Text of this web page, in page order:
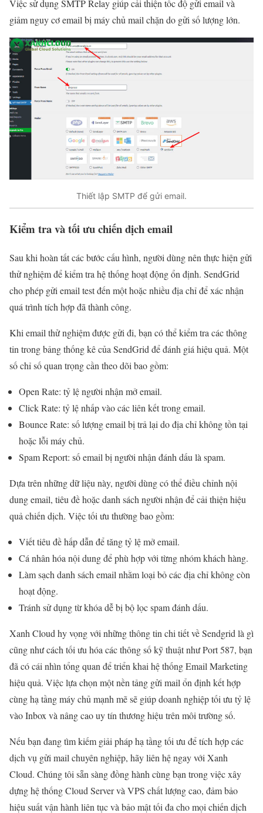
Việc sử dụng SMTP Relay giúp cải thiện tốc độ gửi email và
giảm nguy cơ email bị máy chủ mail chặn do gửi số lượng lớn.
Thiết lập SMTP để gửi email.
Kiểm tra và tối ưu chiến dịch email
Sau khi hoàn tất các bước cấu hình, người dùng nên thực hiện gửi
thử nghiệm để kiểm tra hệ thống hoạt động ổn định. SendGrid
cho phép gửi email test đến một hoặc nhiều địa chỉ để xác nhận
quá trình tích hợp đã thành công.
Khi email thử nghiệm được gửi đi, bạn có thể kiểm tra các thông
tin trong bảng thống kê của SendGrid để đánh giá hiệu quả. Một
số chỉ số quan trọng cần theo dõi bao gồm:
Open Rate: tỷ lệ người nhận mở email.
Click Rate: tỷ lệ nhấp vào các liên kết trong email.
Bounce Rate: số lượng email bị trả lại do địa chỉ không tồn tại
hoặc lỗi máy chủ.
Spam Report: số email bị người nhận đánh dấu là spam.
Dựa trên những dữ liệu này, người dùng có thể điều chỉnh nội
dung email, tiêu đề hoặc danh sách người nhận để cải thiện hiệu
quả chiến dịch. Việc tối ưu thường bao gồm:
Viết tiêu đề hấp dẫn để tăng tỷ lệ mở email.
Cá nhân hóa nội dung để phù hợp với từng nhóm khách hàng.
Làm sạch danh sách email nhằm loại bỏ các địa chỉ không còn
hoạt động.
Tránh sử dụng từ khóa dễ bị bộ lọc spam đánh dấu.
Xanh Cloud hy vọng với những thông tin chi tiết về Sendgrid là gì
cũng như cách tối ưu hóa các thông số kỹ thuật như Port 587, bạn
đã có cái nhìn tổng quan để triển khai hệ thống Email Marketing
hiệu quả. Việc lựa chọn một nền tảng gửi mail ổn định kết hợp
cùng hạ tầng máy chủ mạnh mẽ sẽ giúp doanh nghiệp tối ưu tỷ lệ
vào Inbox và nâng cao uy tín thương hiệu trên môi trường số.
Nếu bạn đang tìm kiếm giải pháp hạ tầng tối ưu để tích hợp các
dịch vụ gửi mail chuyên nghiệp, hãy liên hệ ngay với Xanh
Cloud. Chúng tôi sẵn sàng đồng hành cùng bạn trong việc xây
dựng hệ thống Cloud Server và VPS chất lượng cao, đảm bảo
hiệu suất vận hành liên tục và bảo mật tối đa cho mọi chiến dịch